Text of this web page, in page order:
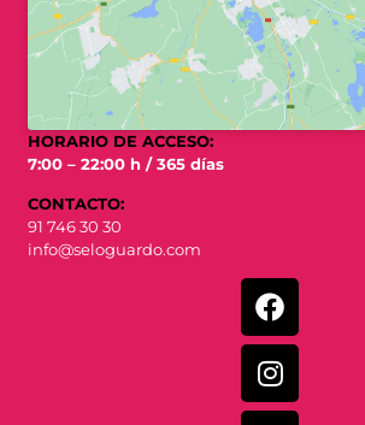
HORARIO DE ACCESO:
7:00 – 22:00 h / 365 días
CONTACTO:
91 746 30 30
info@seloguardo.com